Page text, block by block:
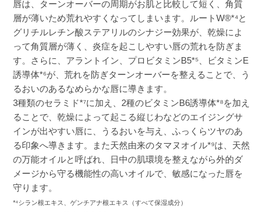
唇は、ターンオーバーの周期がお肌と比較して短く、角質
層が薄いため荒れやすくなってしまいます。ルートW®*⁴と
グリチルレチン酸ステアリルのシナジー効果が、乾燥によ
って角質層が薄く、炎症を起こしやすい唇の荒れを防ぎま
す。さらに、アラントイン、プロビタミンB5*⁵、ビタミンE
誘導体*⁶が、荒れを防ぎターンオーバーを整えることで、う
るおいのあるなめらかな唇に導きます。
3種類のセラミド*⁷に加え、2種のビタミンB6誘導体*⁸を加え
ることで、乾燥によって起こる縦じわなどのエイジングサ
インが出やすい唇に、うるおいを与え、ふっくらツヤのあ
る印象へ導きます。また天然由来のタマヌオイル*⁹は、天然
の万能オイルと呼ばれ、日中の肌環境を整えながら外的ダ
メージから守る機能性の高いオイルで、敏感になった唇を
守ります。
*⁴シラン根エキス、ゲンチアナ根エキス（すべて保湿成分）